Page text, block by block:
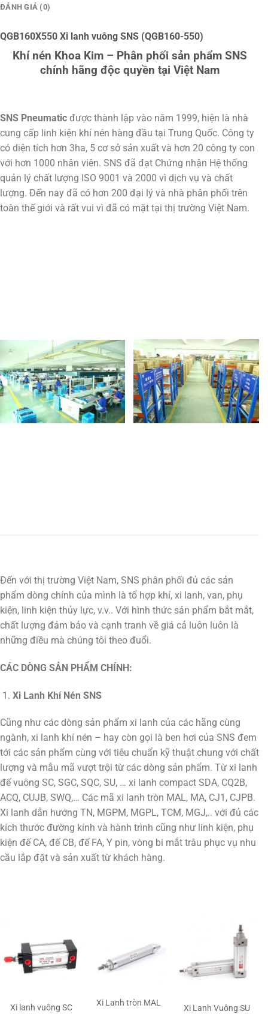
ĐÁNH GIÁ (0)
QGB160X550 Xi lanh vuông SNS (QGB160-550)
Khí nén Khoa Kim – Phân phối sản phẩm SNS
chính hãng độc quyền tại Việt Nam
SNS Pneumatic được thành lập vào năm 1999, hiện là nhà
cung cấp linh kiện khí nén hàng đầu tại Trung Quốc. Công ty
có diện tích hơn 3ha, 5 cơ sở sản xuất và hơn 20 công ty con
với hơn 1000 nhân viên. SNS đã đạt Chứng nhận Hệ thống
quản lý chất lượng ISO 9001 và 2000 vì dịch vụ và chất
lượng. Đến nay đã có hơn 200 đại lý và nhà phân phối trên
toàn thế giới và rất vui vì đã có mặt tại thị trường Việt Nam.
Đến với thị trường Việt Nam, SNS phân phối đủ các sản
phẩm dòng chính của mình là tổ hợp khí, xi lanh, van, phụ
kiện, linh kiện thủy lực, v.v.. Với hình thức sản phẩm bắt mắt,
chất lượng đảm bảo và cạnh tranh về giá cả luôn luôn là
những điều mà chúng tôi theo đuổi.
CÁC DÒNG SẢN PHẨM CHÍNH:
Xi Lanh Khí Nén SNS
Cũng như các dòng sản phẩm xi lanh của các hãng cùng
ngành, xi lanh khí nén – hay còn gọi là ben hơi của SNS đem
tới các sản phẩm cùng với tiêu chuẩn kỹ thuật chung với chất
lượng và mẫu mã vượt trội từ các dòng sản phẩm. Từ xi lanh
đế vuông SC, SGC, SQC, SU, … xi lanh compact SDA, CQ2B,
ACQ, CUJB, SWQ,… Các mã xi lanh tròn MAL, MA, CJ1, CJPB.
Xi lanh dẫn hướng TN, MGPM, MGPL, TCM, MGJ,.. với đủ các
kích thước đường kính và hành trình cũng như linh kiện, phụ
kiện đế CA, đế CB, đế FA, Y pin, vòng bi mắt trâu phục vụ nhu
cầu lắp đặt và sản xuất từ khách hàng.
Xi lanh vuông SC Xi Lanh tròn MAL
Xi Lanh Vuông SU